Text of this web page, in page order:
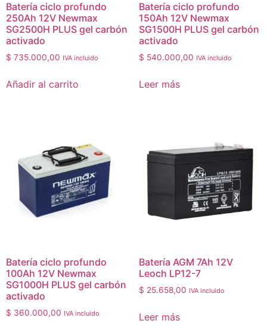
Batería ciclo profundo
250Ah 12V Newmax
SG2500H PLUS gel carbón
activado
$ 735.000,00 IVA incluido
Añadir al carrito
Batería ciclo profundo
150Ah 12V Newmax
SG1500H PLUS gel carbón
activado
$ 540.000,00 IVA incluido
Leer más
Batería ciclo profundo
100Ah 12V Newmax
SG1000H PLUS gel carbón
activado
$ 360.000,00 IVA incluido
Batería AGM 7Ah 12V
Leoch LP12-7
$ 25.658,00 IVA incluido
Leer más